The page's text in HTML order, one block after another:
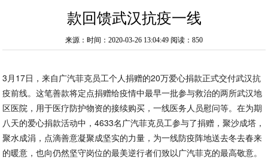
款回馈武汉抗疫一线
来源：时间：2020-03-26 13:04:49 阅读：850
3月17日，来自广汽菲克员工个人捐赠的20万爱心捐款正式交付武汉抗
疫前线。这笔善款将定点捐赠给疫情中最早一批参与救治的两所武汉地
区医院，用于医疗防护物资的接续购买，一线医务人员慰问等。在为期
八天的爱心捐款活动中，4633名广汽菲克员工参与了捐赠，聚沙成塔，
聚水成涓，点滴善意凝聚成坚实的力量，为一线防疫阵地送去冬去春来
的暖意，也向仍然坚守岗位的最美逆行者们致以广汽菲克的最高敬意。